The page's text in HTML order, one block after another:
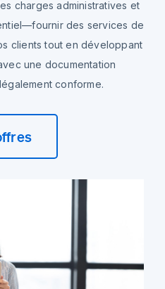
charges administratives et
des services de
clients tout en développant
une documentation
conforme.